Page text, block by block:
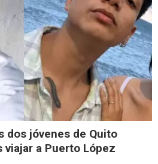
dos jóvenes de Quito
a Puerto López